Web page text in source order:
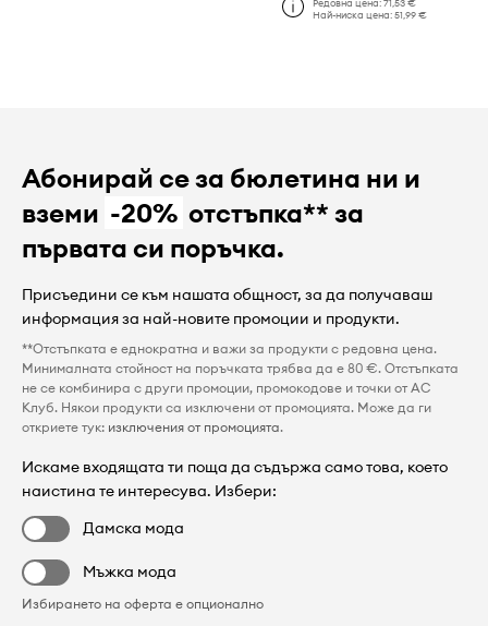
Редовна цена: 71,53 €
Най-ниска цена: 51,99 €
Абонирай се за бюлетина ни и
вземи -20% отстъпка** за
първата си поръчка.
Присъедини се към нашата общност, за да получаваш
информация за най-новите промоции и продукти.
**Отстъпката е еднократна и важи за продукти с редовна цена.
Минималната стойност на поръчката трябва да е 80 €. Отстъпката
не се комбинира с други промоции, промокодове и точки от AC
Клуб. Някои продукти са изключени от промоцията. Може да ги
откриете тук: изключения от промоцията.
Искаме входящата ти поща да съдържа само това, което
наистина те интересува. Избери:
Дамска мода
Мъжка мода
Избирането на оферта е опционално